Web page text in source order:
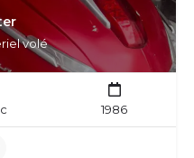
volé
1986